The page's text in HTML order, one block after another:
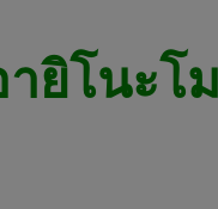
ายิโนะโ